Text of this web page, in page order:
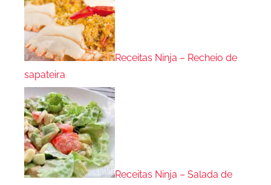
Receitas Ninja – Recheio de
sapateira
Receitas Ninja – Salada de